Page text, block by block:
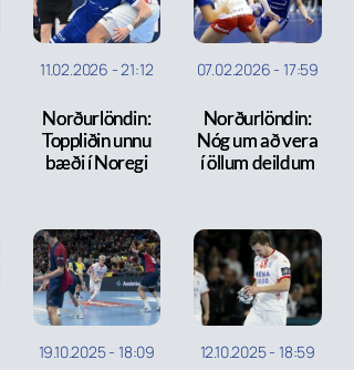
11.02.2026 -21:12
Norðurlöndin:
Toppliðin unnu
bæði í Noregi
07.02.2026 - 17:59
Norðurlöndin:
Nóg um að vera
í öllum deildum
19.10.2025- 18:09 12.10.2025- 18:59